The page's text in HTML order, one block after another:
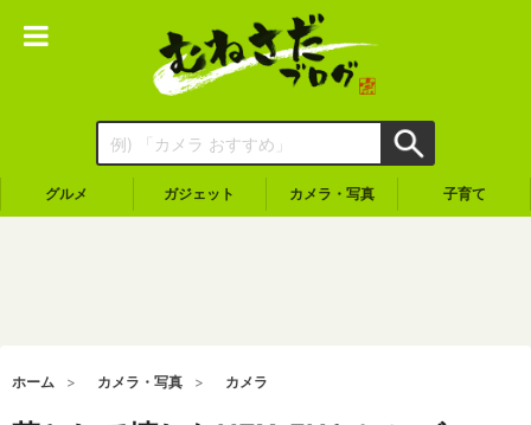
グルメ ガジェット カメラ・写真 子育て
ホーム カメラ・写真 カメラ